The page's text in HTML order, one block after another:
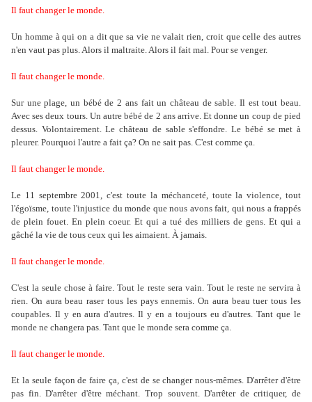
Il faut changer le monde.
Un homme à qui on a dit que sa vie ne valait rien, croit que celle des autres
n'en vaut pas plus. Alors il maltraite. Alors il fait mal. Pour se venger.
Il faut changer le monde.
Sur une plage, un bébé de 2 ans fait un château de sable. Il est tout beau.
Avec ses deux tours. Un autre bébé de 2 ans arrive. Et donne un coup de pied
dessus. Volontairement. Le château de sable s'effondre. Le bébé se met à
pleurer. Pourquoi l'autre a fait ça? On ne sait pas. C'est comme ça.
Il faut changer le monde.
Le 11 septembre 2001, c'est toute la méchanceté, toute la violence, tout
l'égoïsme, toute l'injustice du monde que nous avons fait, qui nous a frappés
de plein fouet. En plein coeur. Et qui a tué des milliers de gens. Et qui a
gâché la vie de tous ceux qui les aimaient. À jamais.
Il faut changer le monde.
C'est la seule chose à faire. Tout le reste sera vain. Tout le reste ne servira à
rien. On aura beau raser tous les pays ennemis. On aura beau tuer tous les
coupables. Il y en aura d'autres. Il y en a toujours eu d'autres. Tant que le
monde ne changera pas. Tant que le monde sera comme ça.
Il faut changer le monde.
Et la seule façon de faire ça, c'est de se changer nous-mêmes. D'arrêter d'être
pas fin. D'arrêter d'être méchant. Trop souvent. D'arrêter de critiquer, de